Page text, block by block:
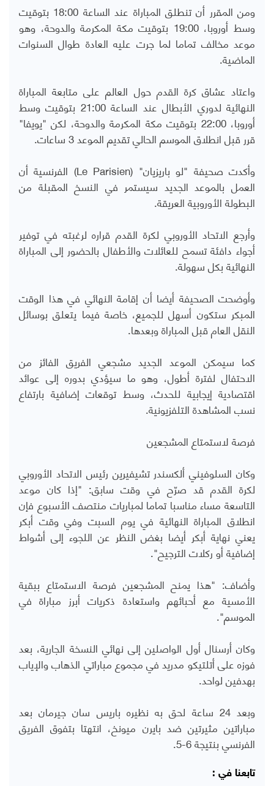
ومن المقرر أن تنطلق المباراة عند الساعة 18:00 بتوقيت
وسط أوروبا، 19:00 بتوقيت مكة المكرمة والدوحة، وهو
موعد مخالف تماما لما جرت عليه العادة طوال السنوات
الماضية.
واعتاد عشاق كرة القدم حول العالم على متابعة المباراة
النهائية لدوري الأبطال عند الساعة 21:00 بتوقيت وسط
أوروبا، 22:00 بتوقيت مكة المكرمة والدوحة، لكن "يويفا"
قرر قبل انطلاق الموسم الحالي تقديم الموعد 3 ساعات.
وأكدت صحيفة "لو باريزيان" (Le Parisien) الفرنسية أن
العمل بالموعد الجديد سيستمر في النسخ المقبلة من
البطولة الأوروبية العريقة.
وأرجع الاتحاد الأوروبي لكرة القدم قراره لرغبته في توفير
أجواء دافئة تسمح للعائلات والأطفال بالحضور إلى المباراة
النهائية بكل سهولة.
وأوضحت الصحيفة أيضا أن إقامة النهائي في هذا الوقت
المبكر ستكون أسهل للجميع، خاصة فيما يتعلق بوسائل
النقل العام قبل المباراة وبعدها.
كما سيمكن الموعد الجديد مشجعي الفريق الفائز من
الاحتفال لفترة أطول، وهو ما سيؤدي بدوره إلى عوائد
اقتصادية إيجابية للحدث، وسط توقعات إضافية بارتفاع
نسب المشاهدة التلفزيونية.
فرصة لاستمتاع المشجعين
وكان السلوفيني ألكسندر تشيفيرين رئيس الاتحاد الأوروبي
لكرة القدم قد صرّح في وقت سابق: "إذا كان موعد
التاسعة مساء مناسبا تماما لمباريات منتصف الأسبوع فإن
انطلاق المباراة النهائية في يوم السبت وفي وقت أبكر
يعني نهاية أبكر أيضا بغض النظر عن اللجوء إلى أشواط
إضافية أو ركلات الترجيح".
وأضاف: "هذا يمنح المشجعين فرصة الاستمتاع ببقية
الأمسية مع أحبائهم واستعادة ذكريات أبرز مباراة في
الموسم".
وكان أرسنال أول الواصلين إلى نهائي النسخة الجارية، بعد
فوزه على أتلتيكو مدريد في مجموع مباراتي الذهاب والإياب
بهدفين لواحد.
وبعد 24 ساعة لحق به نظيره باريس سان جيرمان بعد
مباراتين مثيرتين ضد بايرن ميونخ، انتهتا بتفوق الفريق
الفرنسي بنتيجة 6-5.
تابعنا في :